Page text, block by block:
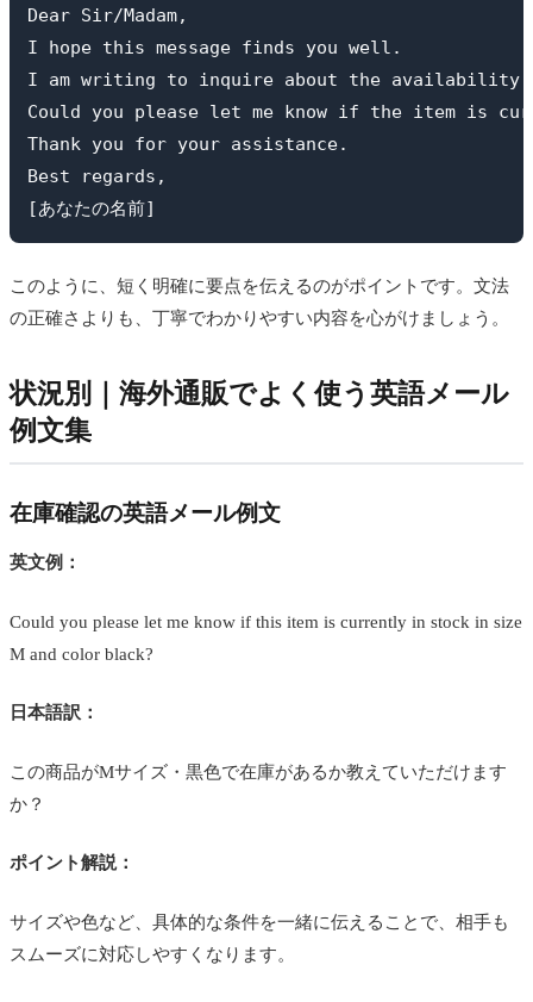
Dear Sir/Madam,
I hope this message finds you well.
I am writing to inquire about the availability
Could you please let me know if the item is
Thank you for your assistance.
Best regards,
[あなたの名前]
このように、短く明確に要点を伝えるのがポイントです。文法
の正確さよりも、丁寧でわかりやすい内容を心がけましょう。
状況別｜海外通販でよく使う英語メール
例文集
在庫確認の英語メール例文
英文例：
Could you please let me know if this item is currently in stock in size
M and color black?
日本語訳：
この商品がMサイズ・黒色で在庫があるか教えていただけます
か？
ポイント解説：
サイズや色など、具体的な条件を一緒に伝えることで、相手も
スムーズに対応しやすくなります。